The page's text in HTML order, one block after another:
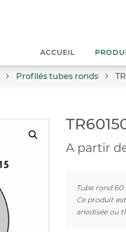
ACCUEIL
Profilés tubes ronds
A partir
Tube rond
Ce produit
anodisée ou